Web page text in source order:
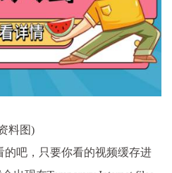
料图)
的吧，只要你看的视频缓存进